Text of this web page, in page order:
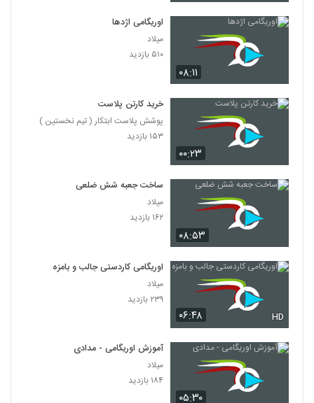
۰۸:۱۱
اوریگامی اژدها
میلاد
۵۱۰ بازدید
۰۰:۲۳
خرید کارتن پلاست
پوشش پلاست ابتکار ( تیم نخستین )
۱۵۳ بازدید
۰۸:۵۳
ساخت جعبه شش ضلعی
میلاد
۱۶۲ بازدید
۰۶:۴۸ HD
اوریگامی کاردستی جالب و بامزه
میلاد
۲۳۹ بازدید
۰۵:۳۰
آموزش اوریگامی - مدادی
میلاد
۱۸۴ بازدید